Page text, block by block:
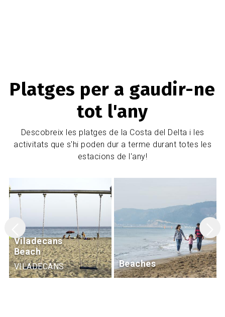
Platges per a gaudir-ne
tot l'any
Descobreix les platges de la Costa del Delta i les
activitats que s'hi poden dur a terme durant totes les
estacions de l'any!
Beaches
Castelldefels
Beach
CASTELLDEFELS